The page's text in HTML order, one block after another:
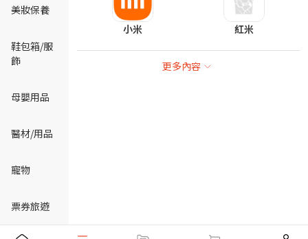
美妝保養
鞋包箱/服
飾
母嬰用品
醫材/用品
寵物
票券旅遊
小米 紅米
更多內容